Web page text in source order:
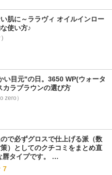
肌に～ララヴィ オイルインロー
使い方♪
)
い目元"の日。3650 WP(ウォータ
カラブラウンの選び方
zero）
で必ずグロスで仕上げる派（数
）としてのクチコミをまとめ直
唇タイプです。 …
7